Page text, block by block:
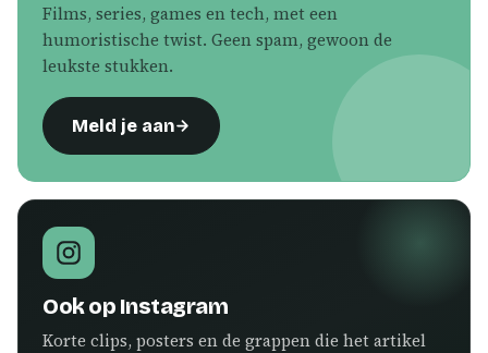
Films, series, games en tech, met een
humoristische twist. Geen spam, gewoon de
leukste stukken.
Meld je aan
Ook op Instagram
Korte clips, posters en de grappen die het artikel